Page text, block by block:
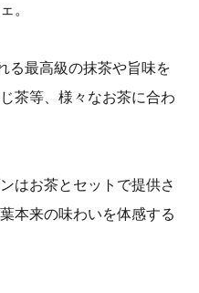
。
る最高級の抹茶や旨味を
茶等、様々なお茶に合わ
はお茶とセットで提供さ
本来の味わいを体感する